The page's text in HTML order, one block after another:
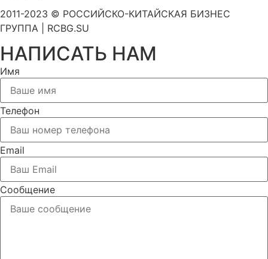
2011-2023 © РОССИЙСКО-КИТАЙСКАЯ БИЗНЕС
ГРУППА | RCBG.SU
НАПИСАТЬ НАМ
Имя
Телефон
Email
Сообщение